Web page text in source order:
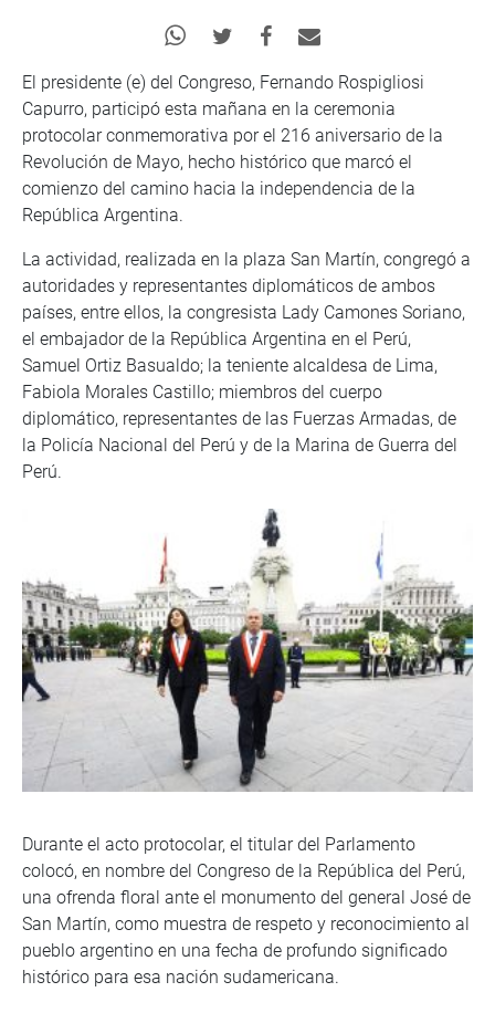
El presidente (e) del Congreso, Fernando Rospigliosi
Capurro, participó esta mañana en la ceremonia
protocolar conmemorativa por el 216 aniversario de la
Revolución de Mayo, hecho histórico que marcó el
comienzo del camino hacia la independencia de la
República Argentina.
La actividad, realizada en la plaza San Martín, congregó a
autoridades y representantes diplomáticos de ambos
países, entre ellos, la congresista Lady Camones Soriano,
el embajador de la República Argentina en el Perú,
Samuel Ortiz Basualdo; la teniente alcaldesa de Lima,
Fabiola Morales Castillo; miembros del cuerpo
diplomático, representantes de las Fuerzas Armadas, de
la Policía Nacional del Perú y de la Marina de Guerra del
Perú.
Durante el acto protocolar, el titular del Parlamento
colocó, en nombre del Congreso de la República del Perú,
una ofrenda floral ante el monumento del general José de
San Martín, como muestra de respeto y reconocimiento al
pueblo argentino en una fecha de profundo significado
histórico para esa nación sudamericana.